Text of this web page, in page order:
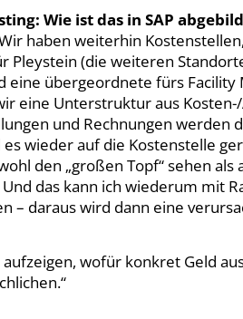
Wie ist das in SAP
haben weiterhin
Pleystein (die weiteren
eine übergeordnete fürs
eine Unterstruktur aus
und Rechnungen werden
wieder auf die Kostenstelle
den „großen Topf“ sehen
das kann ich wiederum mit
– daraus wird dann eine
aufzeigen, wofür konkret Geld